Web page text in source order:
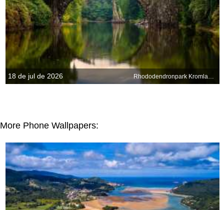
18 de jul de 2026 Rhododendronpark Kromlau, Sajonia, Alemania
More Phone Wallpapers: